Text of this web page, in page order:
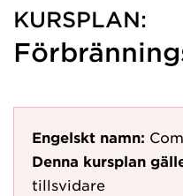
KURSPLAN:
Engelskt namn:
Denna kursplan
tillsvidare